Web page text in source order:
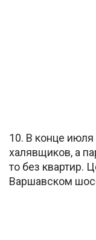
10. В конце
халявщиков, а
то без квартир.
Варшавском